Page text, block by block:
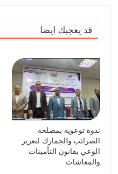
قد يعجبك ايضا
ندوة توعوية بمصلحة
الضرائب والجمارك لتعزيز
الوعي بقانون التأمينات
والمعاشات